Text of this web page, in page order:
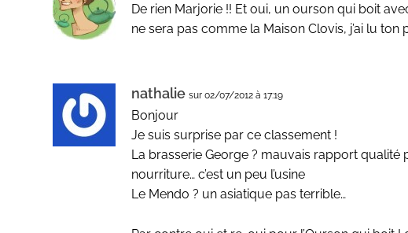
De rien Marjorie !! Et oui, un ourson qui boit
ne sera pas comme la Maison Clovis, j’ai lu
nathalie sur 02/07/2012 à 17:19
Bonjour
Je suis surprise par ce classement !
La brasserie George ? mauvais rapport
nourriture… c’est un peu l’usine
Le Mendo ? un asiatique pas terrible…